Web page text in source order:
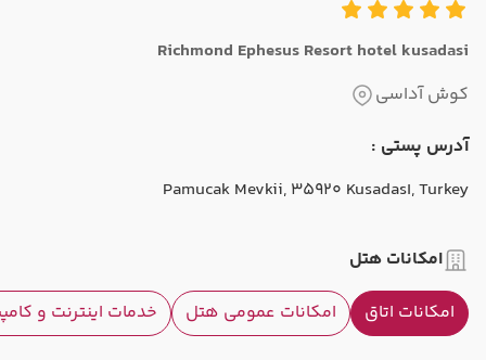
Richmond Ephesus Resort hotel kusadasi
کوش آداسی
آدرس پستی :
Pamucak Mevkii, 35920 Kusadası, Turkey
امکانات هتل
امکانات اتاق
امکانات عمومی هتل خدمات اینترنت و